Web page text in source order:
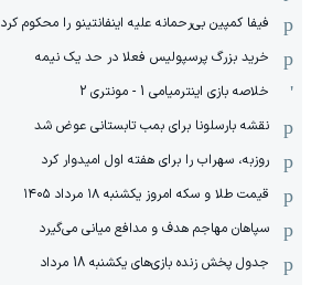
فیفا کمپین بی‌رحمانه علیه اینفانتینو را محکوم کرد
خرید بزرگ پرسپولیس فعلا در حد یک نیمه
خلاصه بازی اینترمیامی 1 - مونتری 2
نقشه بارسلونا برای بمب تابستانی عوض شد
روزبه، سهراب را برای هفته اول امیدوار کرد
قیمت طلا و سکه امروز یکشنبه ۱۸ مرداد ۱۴۰۵
سپاهان مهاجم هدف و مدافع میانی می‌گیرد
جدول پخش زنده بازی‌های یکشنبه 18 مرداد